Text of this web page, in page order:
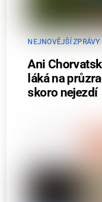
NEJNOVĚJŠÍ ZPRÁVY
Ani
láká na
skoro nejezdí